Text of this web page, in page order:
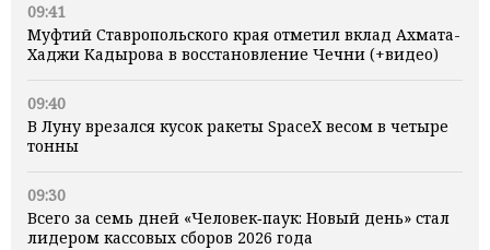
09:41
Муфтий Ставропольского края отметил вклад Ахмата-
Хаджи Кадырова в восстановление Чечни (+видео)
09:40
В Луну врезался кусок ракеты SpaceX весом в четыре
тонны
09:30
Всего за семь дней «Человек‑паук: Новый день» стал
лидером кассовых сборов 2026 года